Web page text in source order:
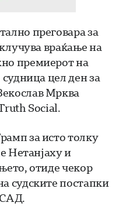
преговара за
враќање на
премиерот на
цел ден за
Мрква
Social.
за исто толку
Нетанјаху и
отиде чекор
судските постапки